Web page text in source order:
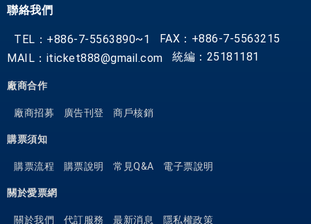
聯絡我們
TEL：+886-7-5563890~1
FAX：+886-7-5563215
MAIL：iticket888@gmail.com
統編：25181181
廠商合作
廠商招募 廣告刊登 商戶核銷
購票須知
購票流程 購票說明 常見Q&A 電子票說明
關於愛票網
關於我們 代訂服務 最新消息 隱私權政策